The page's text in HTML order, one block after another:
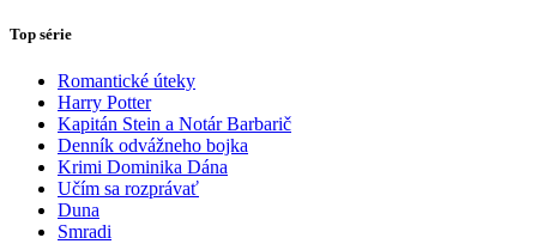
Top série
Romantické úteky
Harry Potter
Kapitán Stein a Notár Barbarič
Denník odvážneho bojka
Krimi Dominika Dána
Učím sa rozprávať
Duna
Smradi